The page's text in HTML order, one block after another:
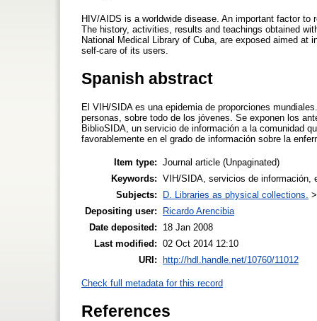
HIV/AIDS is a worldwide disease. An important factor
The history, activities, results and teachings obtained
National Medical Library of Cuba, are exposed aimed
self-care of its users.
Spanish abstract
El VIH/SIDA es una epidemia de proporciones
personas, sobre todo de los jóvenes. Se exponen los
BiblioSIDA, un servicio de información a la comunidad
favorablemente en el grado de información sobre la
Item type: Journal article (Unpaginated)
Keywords: VIH/SIDA, servicios de información,
Subjects:
D. Libraries as physical collections.
Depositing user:
Ricardo Arencibia
Date deposited:
18 Jan 2008
Last modified: 02 Oct 2014 12:10
URI:
http://hdl.handle.net/10760/11012
Check full metadata for this record
References